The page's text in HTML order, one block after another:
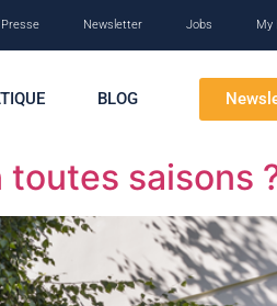
Presse Newsletter Jobs My
BLOG
saisons